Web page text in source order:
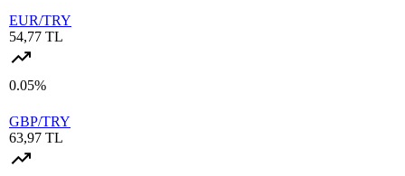
EUR/TRY
54,77 TL
0.05%
GBP/TRY
63,97 TL